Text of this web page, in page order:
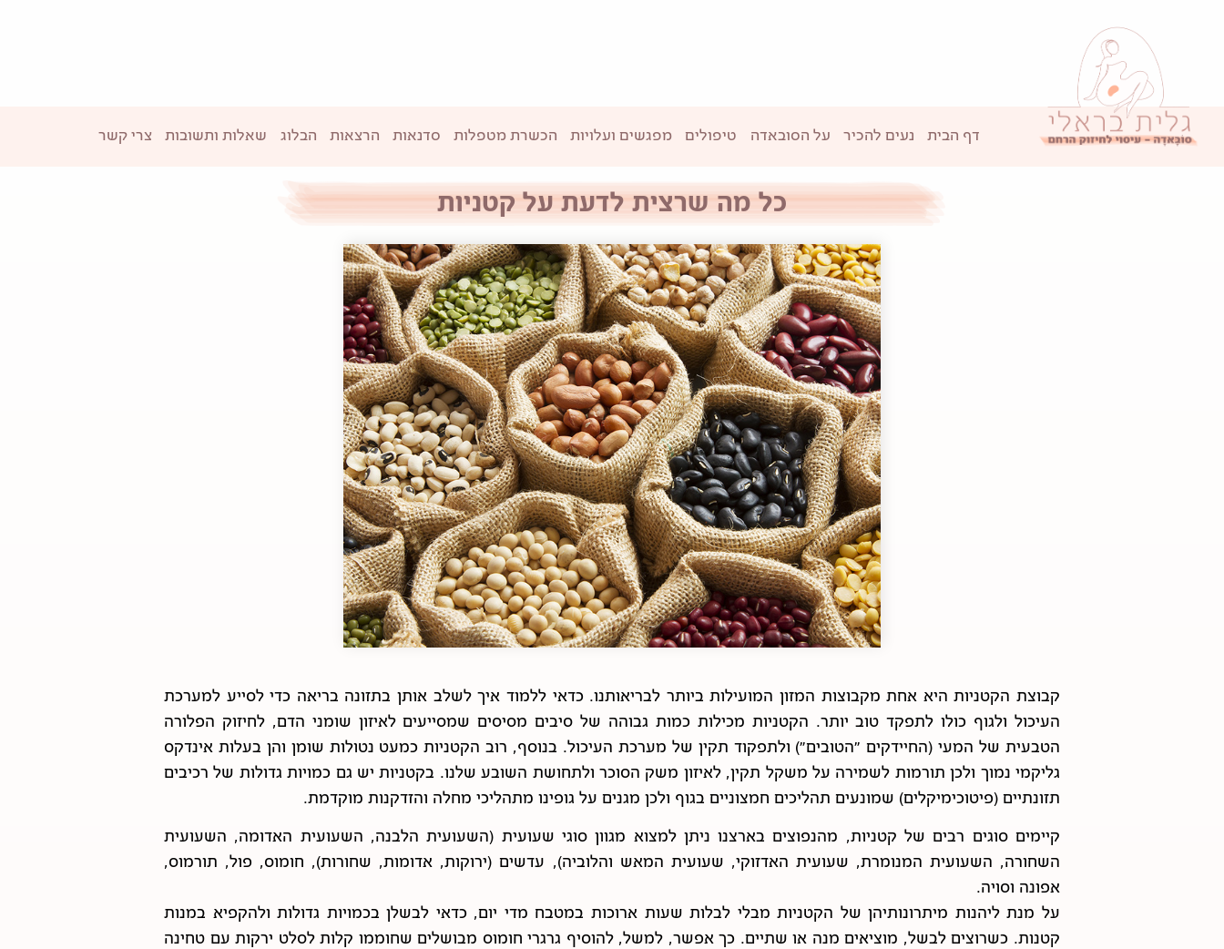
דף הבית נעים להכיר על הסובאדה טיפולים מפגשים ועלויות הכשרת מטפלות סדנאות הרצאות הבלוג שאלות ותשובות צרי קשר
כל מה שרצית לדעת על קטניות
קבוצת הקטניות היא אחת מקבוצות המזון המועילות ביותר לבריאותנו. כדאי ללמוד איך לשלב אותן בתזונה בריאה כדי לסייע למערכת
העיכול ולגוף כולו לתפקד טוב יותר. הקטניות מכילות כמות גבוהה של סיבים מסיסים שמסייעים לאיזון שומני הדם, לחיזוק הפלורה
הטבעית של המעי (החיידקים "הטובים") ולתפקוד תקין של מערכת העיכול. בנוסף, רוב הקטניות כמעט נטולות שומן והן בעלות אינדקס
גליקמי נמוך ולכן תורמות לשמירה על משקל תקין, לאיזון משק הסוכר ולתחושת השובע שלנו. בקטניות יש גם כמויות גדולות של רכיבים
תזונתיים (פיטוכימיקלים) שמונעים תהליכים חמצוניים בגוף ולכן מגנים על גופינו מתהליכי מחלה והזדקנות מוקדמת.
קיימים סוגים רבים של קטניות, מהנפוצים בארצנו ניתן למצוא מגוון סוגי שעועית (השעועית הלבנה, השעועית האדומה, השעועית
השחורה, השעועית המנומרת, שעועית האדזוקי, שעועית המאש והלוביה), עדשים (ירוקות, אדומות, שחורות), חומוס, פול, תורמוס,
אפונה וסויה.
על מנת ליהנות מיתרונותיהן של הקטניות מבלי לבלות שעות ארוכות במטבח מדי יום, כדאי לבשלן בכמויות גדולות ולהקפיא במנות
קטנות. כשרוצים לבשל, מוציאים מנה או שתיים. כך אפשר, למשל, להוסיף גרגרי חומוס מבושלים שחוממו קלות לסלט ירקות עם טחינה